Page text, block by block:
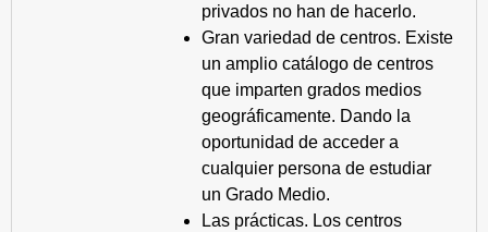
privados no han de hacerlo.
Gran variedad de centros. Existe
un amplio catálogo de centros
que imparten grados medios
geográficamente. Dando la
oportunidad de acceder a
cualquier persona de estudiar
un Grado Medio.
Las prácticas. Los centros